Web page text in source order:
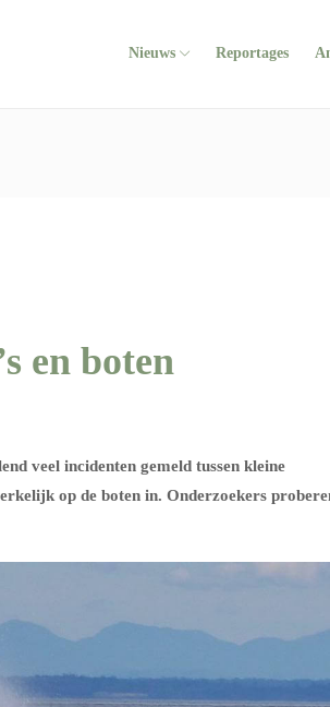
Nieuws Reportages
en boten
veel incidenten gemeld tussen kleine
op de boten in. Onderzoekers